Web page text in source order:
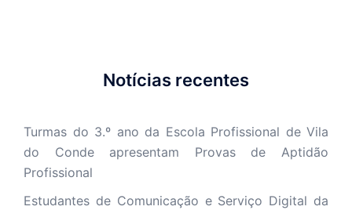
Notícias recentes
Turmas do 3.º ano da Escola Profissional de Vila
do Conde apresentam Provas de Aptidão
Profissional
Estudantes de Comunicação e Serviço Digital da